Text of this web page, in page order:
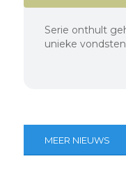
Serie onthult
unieke
MEER NIEUWS